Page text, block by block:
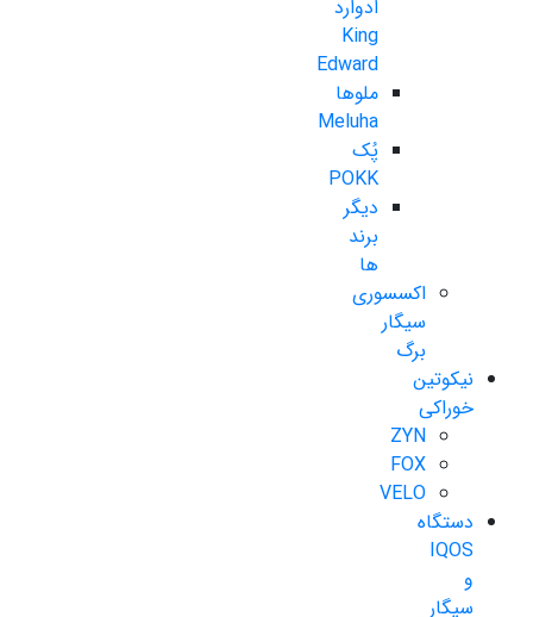
ادوارد
King
Edward
ملوها
Meluha
پُک
POKK
دیگر
برند
ها
اکسسوری
سیگار
برگ
نیکوتین
خوراکی
ZYN
FOX
VELO
دستگاه
IQOS
و
سیگار